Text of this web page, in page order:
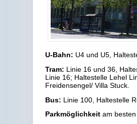
U-Bahn: U4 und U5,
Tram: Linie 16 und 36,
Linie 16; Haltestelle Lehel
Freidensengel/ Villa Stuck.
Bus: Linie 100, Haltestelle
Parkmöglichkeit am